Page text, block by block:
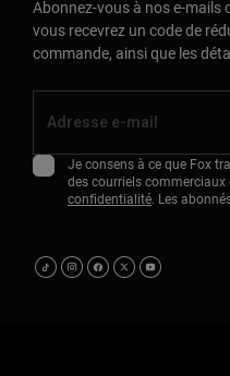
Abonnez-vous à nos e-mails
vous recevrez un code de
commande, ainsi que les
Je consens à ce que Fox
des courriels
confidentialité. Les